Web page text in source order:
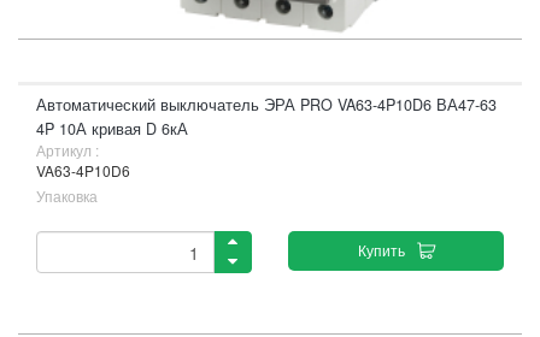
Автоматический выключатель ЭРА PRO VA63-4P10D6 ВА47-63
4P 10А кривая D 6кА
Артикул :
VA63-4P10D6
Упаковка
Купить